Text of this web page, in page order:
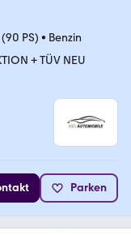
PS) • Benzin
+ TÜV NEU
Parken